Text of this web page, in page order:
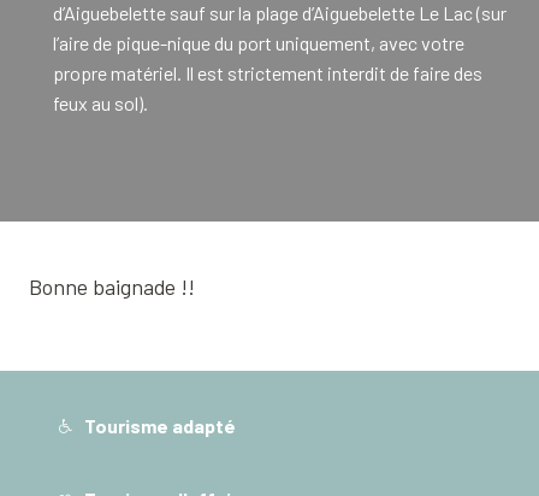
d’Aiguebelette sauf sur la plage d’Aiguebelette Le Lac (sur
l’aire de pique-nique du port uniquement, avec votre
propre matériel. Il est strictement interdit de faire des
feux au sol).
Bonne baignade !!
Tourisme adapté